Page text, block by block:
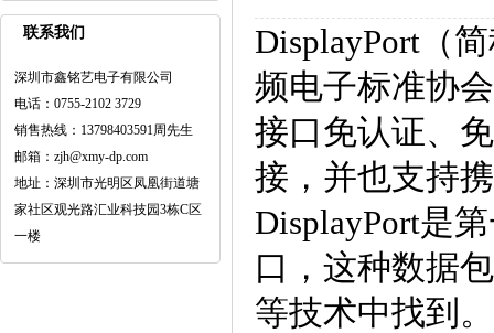
联系我们
深圳市鑫铭艺电子有限公司
电话：0755-2102 3729
销售热线：13798403591周先生
邮箱：zjh@xmy-dp.com
地址：深圳市光明区凤凰街道塘
家社区观光路汇业科技园3栋C区
一楼
DisplayPort（
频电子标准协
接口免认证、
接，并也支持
DisplayPort是
口，这种数据
等技术中找到